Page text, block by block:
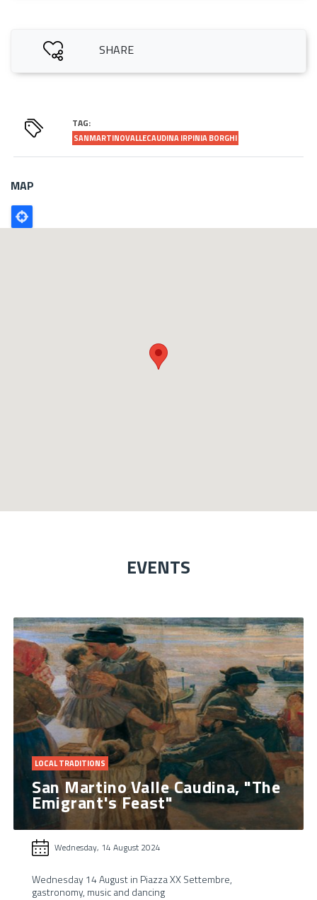
SHARE
TAG:
SANMARTINOVALLECAUDINA IRPINIA BORGHI
MAP
Poligono
GEO
EVENTS
LOCAL TRADITIONS
San Martino Valle Caudina, "The
Emigrant's Feast"
Wednesday, 14 August 2024
Wednesday 14 August in Piazza XX Settembre,
gastronomy, music and dancing